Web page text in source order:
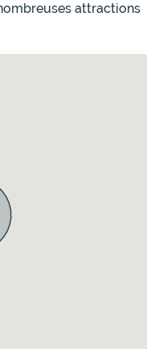
attractions